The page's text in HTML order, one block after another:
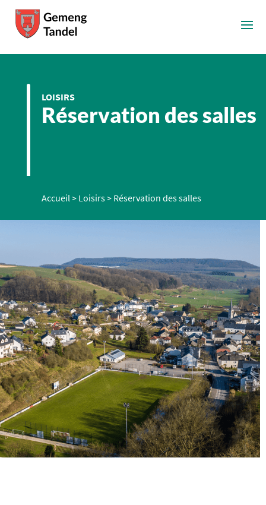
LOISIRS
Réservation des salles
Accueil> Loisirs> Réservation des salles